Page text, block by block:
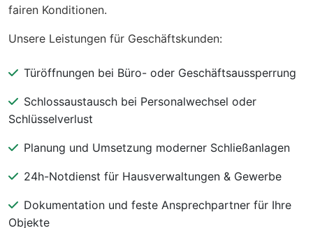
fairen Konditionen.
Unsere Leistungen für Geschäftskunden:
Türöffnungen bei Büro- oder Geschäftsaussperrung
Schlossaustausch bei Personalwechsel oder
Schlüsselverlust
Planung und Umsetzung moderner Schließanlagen
24h-Notdienst für Hausverwaltungen & Gewerbe
Dokumentation und feste Ansprechpartner für Ihre
Objekte